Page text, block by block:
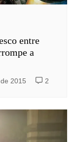
entre
a
2015 2